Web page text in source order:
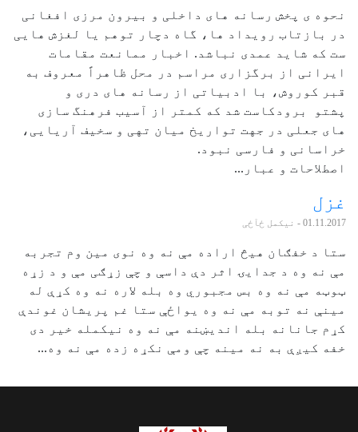
نحوه ی پخش رسانه های داخلی و بیرون مرزی افغانی
در بازتاب رویداد ها، گاه دچار توهم یا لغزش هایی
ست که شاید عمدی نباشد. اخبار ممانعت مقامات
ایرانی از برگزاری مراسم در محل ظاهراً معروف به
قبر کوروش، با ادبیاتی از رسانه های دری و
پشتو برودکاست شد که کمتر از آسیب فرهنگ سازی
های جعلی در جهت تواریخ میان تهی و سخیف آریایی،
خراسانی و فارسی نبود.
اصطلاحات و عبار...
غزل
01.11.2017 - نیکمل ځآځی
ستا د خفګان هيڅ اراده مې نه وه نوی مين وم تجربه
مې نه وه د جدايۍ اثر دې داسې و چې زړګی مې و د زړه
ټوټه مې نه وه بس مجبوري وه بله لاره نه وه کړې له
مينې نه توبه مې نه وه يواځې ستا غم پريشان غوندې
کړم جانانه بله انديښنه مې نه وه نيکمله خير دی
خفه کيږې به نه مينه چې ومې نکړه زده مې نه وه...